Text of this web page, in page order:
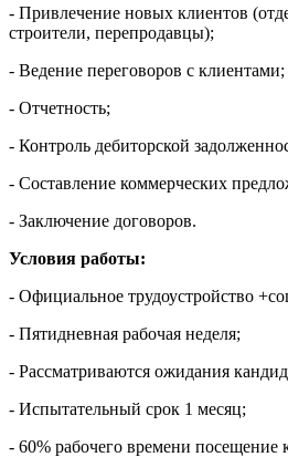
- Привлечение новых клиентов
строители, перепродавцы);
- Ведение переговоров с клиентами;
- Отчетность;
- Контроль дебиторской
- Составление коммерческих
- Заключение договоров.
Условия работы:
- Официальное трудоустройство
- Пятидневная рабочая неделя;
- Рассматриваются ожидания
- Испытательный срок 1 месяц;
- 60% рабочего времени посещение